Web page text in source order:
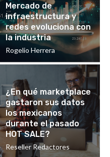
Mercado de
infraestructura y
redes evoluciona con
la industria
Rogelio Herrera
¿En qué marketplace
gastaron sus datos
los mexicanos
durante el pasado
HOT SALE?
Reseller Redactores